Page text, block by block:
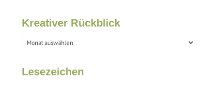
Kreativer Rückblick
Lesezeichen